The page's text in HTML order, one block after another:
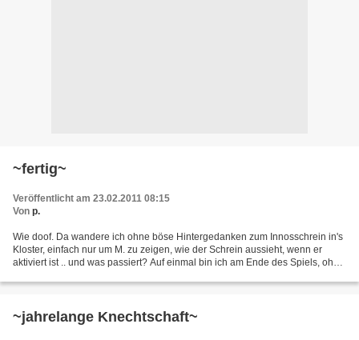
~fertig~
Veröffentlicht am 23.02.2011 08:15
Von p.
Wie doof. Da wandere ich ohne böse Hintergedanken zum Innosschrein in's
Kloster, einfach nur um M. zu zeigen, wie der Schrein aussieht, wenn er
aktiviert ist .. und was passiert? Auf einmal bin ich am Ende des Spiels, ohne
~jahrelange Knechtschaft~